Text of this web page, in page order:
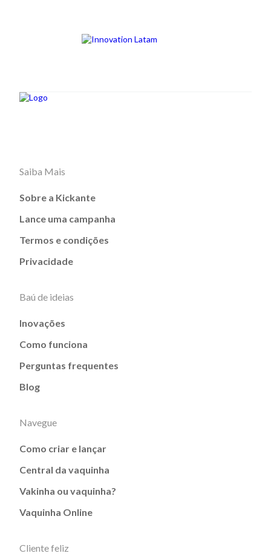
Saiba Mais
Sobre a Kickante
Lance uma campanha
Termos e condições
Privacidade
Baú de ideias
Inovações
Como funciona
Perguntas frequentes
Blog
Navegue
Como criar e lançar
Central da vaquinha
Vakinha ou vaquinha?
Vaquinha Online
Cliente feliz